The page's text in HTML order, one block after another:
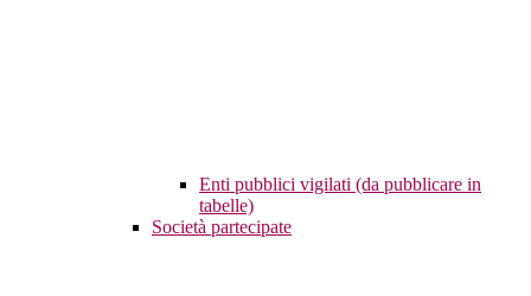
Enti pubblici vigilati (da pubblicare in
tabelle)
Società partecipate